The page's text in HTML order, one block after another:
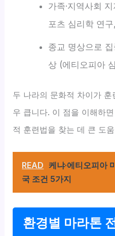
가족·지역사회
포츠 심리학 연
종교 명상으로
상 (에티오피아
두 나라의 문화적 차이가
우 큽니다. 이 점을 이해하
적 훈련법을 찾는 데 큰 도
READ 케냐·에티오피아
국 조건 5가지
환경별 마라톤